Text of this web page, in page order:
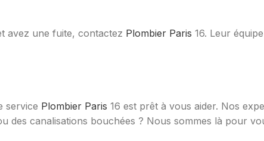
avez une fuite, contactez Plombier Paris 16. Leur
service Plombier Paris 16 est prêt à vous aider. Nos
des canalisations bouchées ? Nous sommes là pour